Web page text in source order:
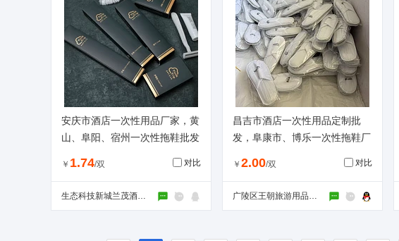
安庆市酒店一次性用品厂家，黄
山、阜阳、宿州一次性拖鞋批发
￥ 1.74/双 对比
生态科技新城兰茂酒店用品经营部（个体工商户）
昌吉市酒店一次性用品定制批
发，阜康市、博乐一次性拖鞋厂
￥ 2.00/双 对比
广陵区王朝旅游用品经营部